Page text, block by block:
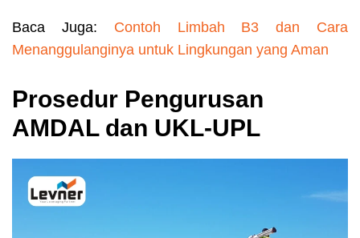
Baca Juga: Contoh Limbah B3 dan Cara
Menanggulanginya untuk Lingkungan yang Aman
Prosedur Pengurusan
AMDAL dan UKL-UPL